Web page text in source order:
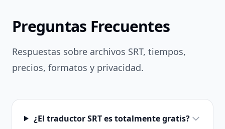
Preguntas Frecuentes
Respuestas sobre archivos SRT, tiempos,
precios, formatos y privacidad.
¿El traductor SRT es totalmente gratis?